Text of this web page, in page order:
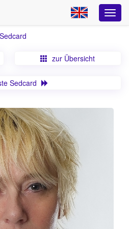
zur Übersicht
Sedcard